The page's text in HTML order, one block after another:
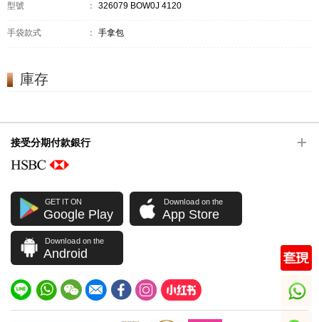
型號 ： 326079 BOW0J 4120
手袋款式 ： 手拿包
庫存
接受分期付款銀行
GET IT ON
Google Play
Download on the
App Store
Download on the
Android
whatsapp